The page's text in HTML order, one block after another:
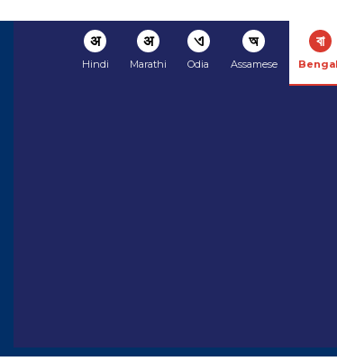
अ
Hindi
अ
Marathi
ଏ
Odia
অ
Assamese
বা